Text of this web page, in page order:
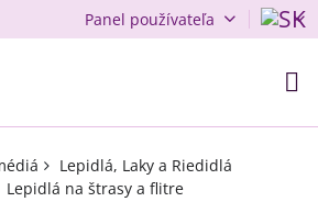
Panel používateľa
Lepidlá, Laky a Riedidlá
Lepidlá na štrasy a flitre